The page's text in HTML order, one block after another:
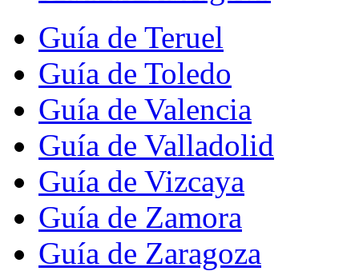
Guía de Teruel
Guía de Toledo
Guía de Valencia
Guía de Valladolid
Guía de Vizcaya
Guía de Zamora
Guía de Zaragoza